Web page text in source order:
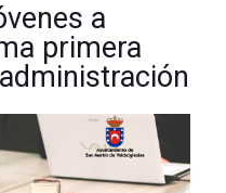
a
primera